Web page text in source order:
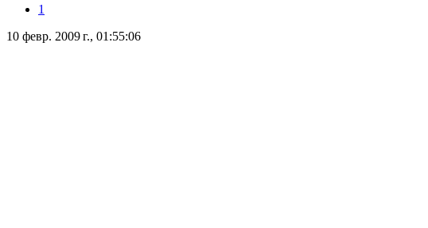
1
10 февр. 2009 г., 01:55:06